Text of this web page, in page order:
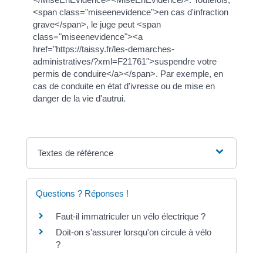
<span class="miseenevidence">en cas d'infraction
grave</span>, le juge peut <span
class="miseenevidence"><a
href="https://taissy.fr/les-demarches-
administratives/?xml=F21761">suspendre votre
permis de conduire</a></span>. Par exemple, en
cas de conduite en état d'ivresse ou de mise en
danger de la vie d'autrui.
Textes de référence
Questions ? Réponses !
Faut-il immatriculer un vélo électrique ?
Doit-on s'assurer lorsqu'on circule à vélo
?